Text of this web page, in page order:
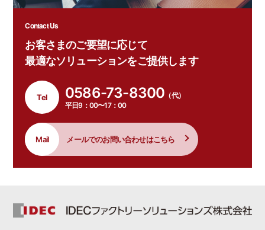
Contact Us
お客さまのご要望に応じて
最適なソリューションをご提供します
Tel 0586-73-8300 （代）
平日9：00〜17：00
Mail メールでのお問い合わせはこちら